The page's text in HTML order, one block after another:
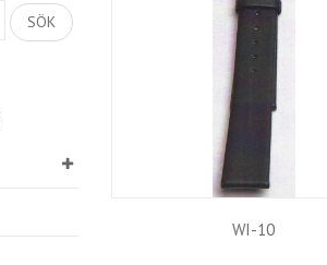
SÖK
WI-10